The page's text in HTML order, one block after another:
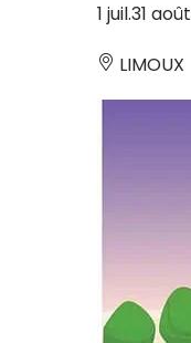
1 juil.31 août
LIMOUX